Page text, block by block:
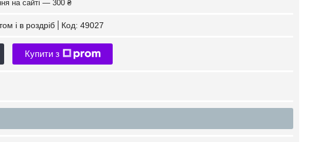
на сайті — 300 ₴
і в роздріб Код: 49027
Купити з